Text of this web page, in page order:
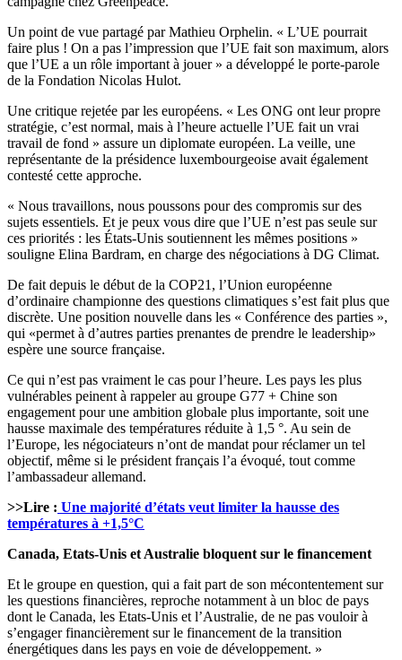
Un point de vue partagé par Mathieu Orphelin. « L’UE pourrait
faire plus ! On a pas l’impression que l’UE fait son maximum, alors
que l’UE a un rôle important à jouer » a développé le porte-parole
de la Fondation Nicolas Hulot.
Une critique rejetée par les européens. « Les ONG ont leur propre
stratégie, c’est normal, mais à l’heure actuelle l’UE fait un vrai
travail de fond » assure un diplomate européen. La veille, une
représentante de la présidence luxembourgeoise avait également
contesté cette approche.
« Nous travaillons, nous poussons pour des compromis sur des
sujets essentiels. Et je peux vous dire que l’UE n’est pas seule sur
ces priorités : les États-Unis soutiennent les mêmes positions »
souligne Elina Bardram, en charge des négociations à DG Climat.
De fait depuis le début de la COP21, l’Union européenne
d’ordinaire championne des questions climatiques s’est fait plus que
discrète. Une position nouvelle dans les « Conférence des parties »,
qui «permet à d’autres parties prenantes de prendre le leadership»
espère une source française.
Ce qui n’est pas vraiment le cas pour l’heure. Les pays les plus
vulnérables peinent à rappeler au groupe G77 + Chine son
engagement pour une ambition globale plus importante, soit une
hausse maximale des températures réduite à 1,5 °. Au sein de
l’Europe, les négociateurs n’ont de mandat pour réclamer un tel
objectif, même si le président français l’a évoqué, tout comme
l’ambassadeur allemand.
>>Lire : Une majorité d’états veut limiter la hausse des
températures à +1,5°C
Canada, Etats-Unis et Australie bloquent sur le financement
Et le groupe en question, qui a fait part de son mécontentement sur
les questions financières, reproche notamment à un bloc de pays
dont le Canada, les Etats-Unis et l’Australie, de ne pas vouloir à
s’engager financièrement sur le financement de la transition
énergétiques dans les pays en voie de développement. »